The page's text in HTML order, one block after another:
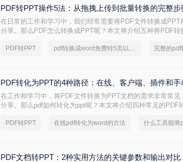
PDF转PPT操作5法：从拖拽上传到批量转换的完整步
在日常的工作和学习中，我们经常需要将PDF文件转换成
分享。那么PDF怎么转换成PPT呢？本文将介绍五种将PDF转
PDF转PPT pdf转换成word免费转5页以上的 完整的pdf
PDF转化为PPT的4种路径：在线、客户端、插件和手
在工作和学习中，将PDF文件转换为PPT文档的需求非常常
分享。那么pdf如何转化为ppt呢？本文将介绍四种常见的PDF
PDF转PPT 在线pdf转化为word的方法 什么工具能将
PDF文档转PPT：2种实用方法的关键参数和输出对比